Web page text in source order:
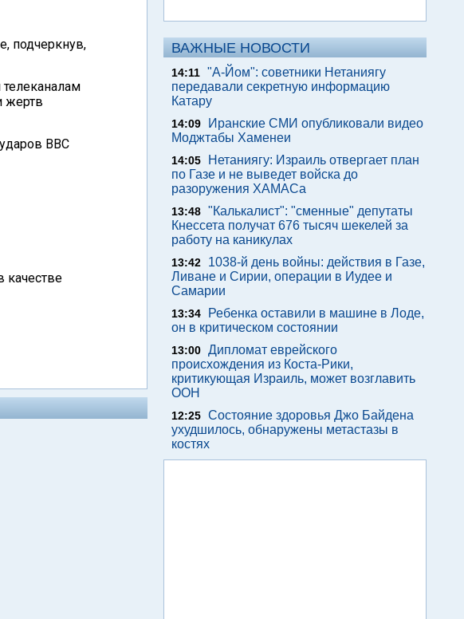
подчеркнув,
жертв
ВВС
качестве
ВАЖНЫЕ НОВОСТИ
14:11 "А-Йом": советники Нетаниягу
передавали секретную информацию
Катару
14:09
Иранские СМИ опубликовали видео
Моджтабы Хаменеи
14:05
Нетаниягу: Израиль отвергает план
по Газе и не выведет войска до
разоружения ХАМАСа
13:48 "Калькалист": "сменные" депутаты
Кнессета получат 676 тысяч шекелей за
работу на каникулах
13:42
1038-й день войны: действия в Газе,
Ливане и Сирии, операции в Иудее и
Самарии
13:34
Ребенка оставили в машине в Лоде,
он в критическом состоянии
13:00 Дипломат еврейского
происхождения из Коста-Рики,
критикующая Израиль, может возглавить
ООН
12:25 Состояние здоровья Джо Байдена
ухудшилось, обнаружены метастазы в
костях